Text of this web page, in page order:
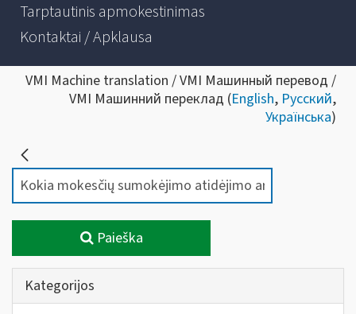
Tarptautinis apmokestinimas
Kontaktai / Apklausa
VMI Machine translation / VMI Машинный перевод /
VMI Машинний переклад (English, Русский,
Українська)
Paieška
Kategorijos